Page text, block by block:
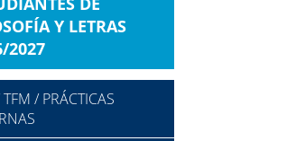
Y LETRAS
2027
/ PRÁCTICAS